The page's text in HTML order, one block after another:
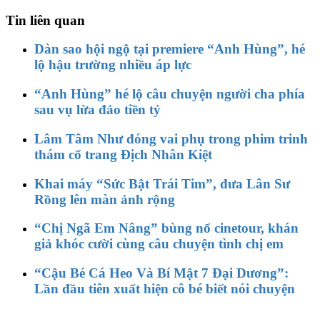
Tin liên quan
Dàn sao hội ngộ tại premiere “Anh Hùng”, hé
lộ hậu trường nhiều áp lực
“Anh Hùng” hé lộ câu chuyện người cha phía
sau vụ lừa đảo tiền tỷ
Lâm Tâm Như đóng vai phụ trong phim trinh
thám cổ trang Địch Nhân Kiệt
Khai máy “Sức Bật Trái Tim”, đưa Lân Sư
Rồng lên màn ảnh rộng
“Chị Ngã Em Nâng” bùng nổ cinetour, khán
giả khóc cười cùng câu chuyện tình chị em
“Cậu Bé Cá Heo Và Bí Mật 7 Đại Dương”:
Lần đầu tiên xuất hiện cô bé biết nói chuyện